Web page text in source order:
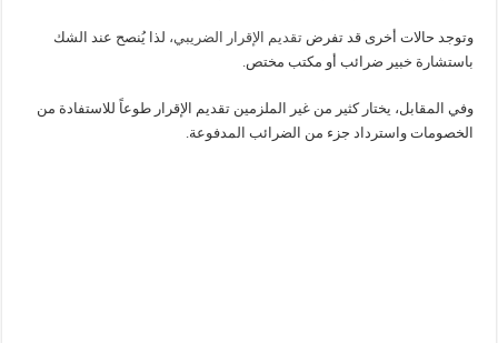
وتوجد حالات أخرى قد تفرضتقديم الإقرار الضريبي، لذا يُنصح عند الشك
باستشارة خبير ضرائب أو مكتب مختص.
وفي المقابل، يختار كثير من غير الملزمين تقديم الإقرار طوعاً للاستفادة من
الخصومات واسترداد جزء من الضرائب المدفوعة.